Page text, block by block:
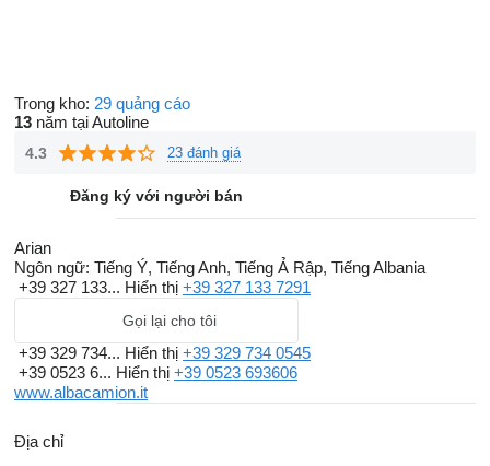
Trong kho: 29 quảng cáo
13 năm tại Autoline
4.3 23 đánh giá
Đăng ký với người bán
Arian
Ngôn ngữ: Tiếng Ý, Tiếng Anh, Tiếng Ả Rập, Tiếng Albania
+39 327 133... Hiển thị +39 327 133 7291
Gọi lại cho tôi
+39 329 734... Hiển thị +39 329 734 0545
+39 0523 6... Hiển thị +39 0523 693606
www.albacamion.it
Địa chỉ